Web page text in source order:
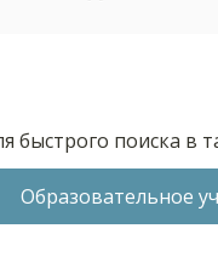
быстрого поиска в
Образовательное